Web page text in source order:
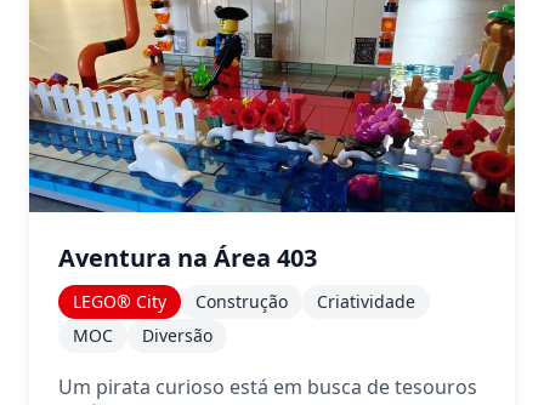
Aventura na Área 403
LEGO® City Construção
Criatividade
MOC
Diversão
Um pirata curioso está em busca de tesouros